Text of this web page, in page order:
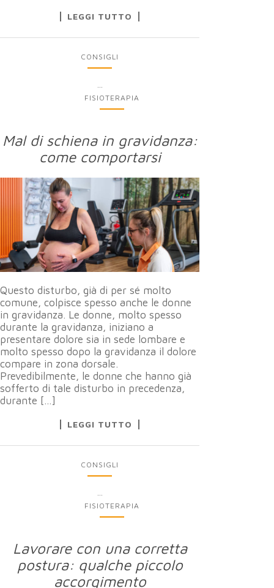
LEGGI TUTTO
CONSIGLI
FISIOTERAPIA
Mal di schiena in gravidanza:
come comportarsi
Questo disturbo, già di per sé molto
comune, colpisce spesso anche le donne
in gravidanza. Le donne, molto spesso
durante la gravidanza, iniziano a
presentare dolore sia in sede lombare e
molto spesso dopo la gravidanza il dolore
compare in zona dorsale.
Prevedibilmente, le donne che hanno già
sofferto di tale disturbo in precedenza,
durante […]
LEGGI TUTTO
CONSIGLI
FISIOTERAPIA
Lavorare con una corretta
postura: qualche piccolo
accorgimento